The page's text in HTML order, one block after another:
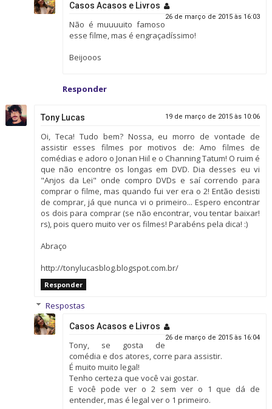
Casos Acasos e Livros
26 de março de 2015 às 16:03
Não é muuuuito famoso
esse filme, mas é engraçadíssimo!
Beijooos
Responder
Tony Lucas 19 de março de 2015 às 10:06
Oi, Teca! Tudo bem? Nossa, eu morro de vontade de
assistir esses filmes por motivos de: Amo filmes de
comédias e adoro o Jonan Hiil e o Channing Tatum! O ruim é
que não encontre os longas em DVD. Dia desses eu vi
"Anjos da Lei" onde compro DVDs e saí correndo para
comprar o filme, mas quando fui ver era o 2! Então desisti
de comprar, já que nunca vi o primeiro... Espero encontrar
os dois para comprar (se não encontrar, vou tentar baixar!
rs), pois quero muito ver os filmes! Parabéns pela dica! :)
Abraço
http://tonylucasblog.blogspot.com.br/
Responder
Respostas
Casos Acasos e Livros
26 de março de 2015 às 16:04
Tony, se gosta de
comédia e dos atores, corre para assistir.
É muito muito legal!
Tenho certeza que você vai gostar.
E você pode ver o 2 sem ver o 1 que dá de
entender, mas é legal ver o 1 primeiro.